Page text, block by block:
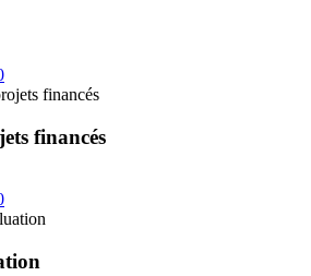
financés
financés